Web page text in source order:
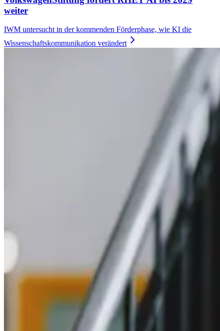
weiter
IWM untersucht in der kommenden Förderphase, wie KI die
Wissenschaftskommunikation verändert